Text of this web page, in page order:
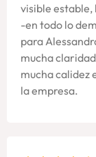
visible estable,
-en todo lo
para
mucha
mucha calidez
la empresa.